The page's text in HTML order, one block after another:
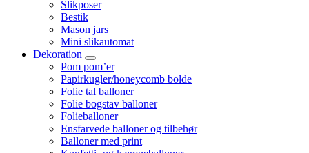
Slikposer
Bestik
Mason jars
Mini slikautomat
Dekoration
Pom pom’er
Papirkugler/honeycomb bolde
Folie tal balloner
Folie bogstav balloner
Folieballoner
Ensfarvede balloner og tilbehør
Balloner med print